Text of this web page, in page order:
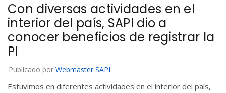
Con diversas actividades en el
interior del país, SAPI dio a
conocer beneficios de registrar la
PI
Publicado por Webmaster SAPI
Estuvimos en diferentes actividades en el interior del país,